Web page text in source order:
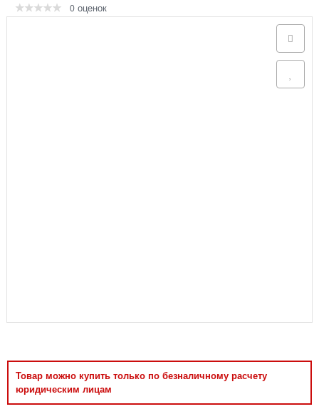
Товар можно купить только по безналичному расчету
юридическим лицам
0 оценок